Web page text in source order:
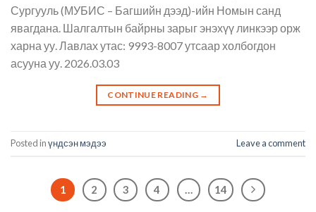
Сургууль (МУБИС – Багшийн дээд)-ийн Номын санд
явагдана. Шалгалтын байрны зарыг энэхүү линкээр орж
харна уу. Лавлах утас: 9993-8007 утсаар холбогдон
асууна уу. 2026.03.03
CONTINUE READING →
Posted inүндсэн мэдээ Leave a comment
1 2 3 4 14